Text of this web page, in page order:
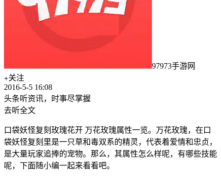
97973手游网
关注
2016-5-5 16:08
头条听资讯，时事尽掌握
去听全文
口袋妖怪复刻玫瑰花开 万花玫瑰属性一览。万花玫瑰，在口
袋妖怪复刻里是一只草和毒双系的精灵，代表着爱情和忠贞，
是大量玩家追捧的宠物。那么，其属性怎么样呢，有哪些技能
呢，下面随小编一起来看看吧。